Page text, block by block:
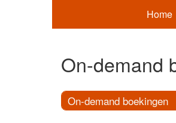
Home
On-demand
On-demand boekingen